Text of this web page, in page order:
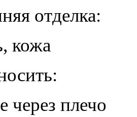
отделка:
кожа
через плечо